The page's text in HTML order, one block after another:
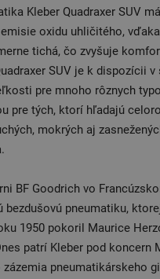
Kleber Quadraxer SUV
oxidu uhličitého,
tichá, čo zvyšuje
SUV je k dispozícii
pre mnoho rôznych
pre tých, ktorí hľadajú
mokrých aj
BF Goodrich vo
bezdušovú pneumatiku,
1950 pokoril Maurice
patrí Kleber pod koncern
pneumatikárskeho